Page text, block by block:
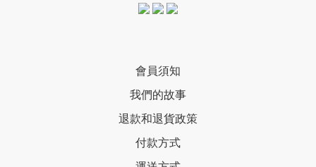
會員須知
我們的故事
退款和退貨政策
付款方式